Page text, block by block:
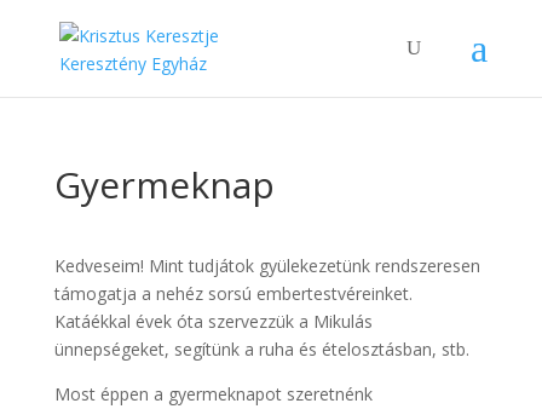
Gyermeknap
Kedveseim! Mint tudjátok gyülekezetünk rendszeresen
támogatja a nehéz sorsú embertestvéreinket.
Katáékkal évek óta szervezzük a Mikulás
ünnepségeket, segítünk a ruha és ételosztásban, stb.
Most éppen a gyermeknapot szeretnénk